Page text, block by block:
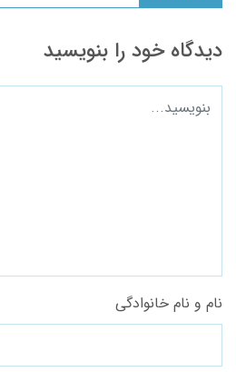
دیدگاه خود را بنویسید
نام و نام خانوادگی